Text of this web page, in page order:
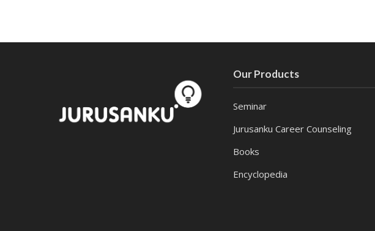
Our Products
Seminar
Jurusanku Career Counseling
Books
Encyclopedia